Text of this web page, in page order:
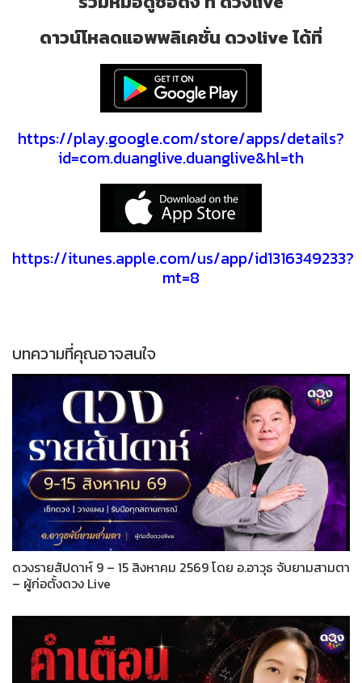
ดาวน์โหลดแอพพลิเคชั่น ดวงlive ได้ที่
https://play.google.com/store/apps/details?
id=com.duanglive.duanglive&hl=th
https://itunes.apple.com/us/app/id1316349233?
mt=8
บทความที่คุณอาจสนใจ
ดวงรายสัปดาห์ 9 – 15 สิงหาคม 2569 โดย อ.อาวุธ จับยามสามตา
– ผู้ก่อตั้งดวง Live